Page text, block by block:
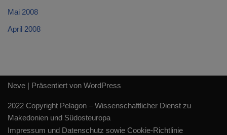
Mai 2008
April 2008
Neve | Präsentiert von WordPress
2022 Copyright Pelagon – Wissenschaftlicher Dienst zu
Makedonien und Südosteuropa
Impressum und Datenschutz sowie Cookie-Richtlinie